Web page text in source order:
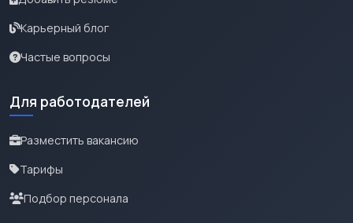
Карьерный блог
Частые вопросы
Для работодателей
Разместить вакансию
Тарифы
Подбор персонала